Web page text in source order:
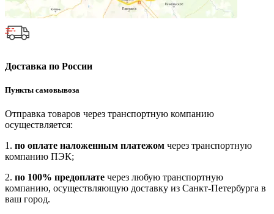
Доставка по России
Пункты самовывоза
Отправка товаров через транспортную компанию
осуществляется:
1. по оплате наложенным платежом через транспортную
компанию ПЭК;
2. по 100% предоплате через любую транспортную
компанию, осуществляющую доставку из Санкт-Петербурга в
ваш город.